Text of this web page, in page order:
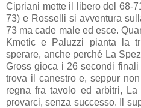
Cipriani mette il libero del 68-
73) e Rosselli si avventura
73 ma cade male ed esce.
Kmetic e Paluzzi pianta la
sperare, anche perché La
Gross gioca i 26 secondi
trova il canestro e, seppur
regna fra tavolo ed arbitri,
provarci, senza successo. Il